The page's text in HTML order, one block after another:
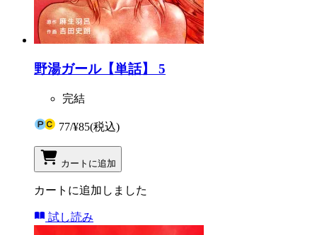
野湯ガール【単話】 5
完結
77/¥85(税込)
カートに追加
カートに追加しました
試し読み